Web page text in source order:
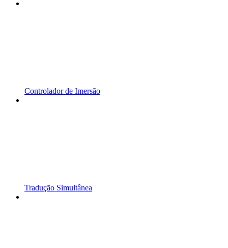
Controlador de Imersão
Tradução Simultânea